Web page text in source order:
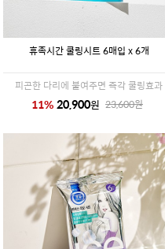
휴족시간 쿨링시트 6매입 x 6개
피곤한 다리에 붙여주면 즉각 쿨링효과
11%20,900원 23,600원